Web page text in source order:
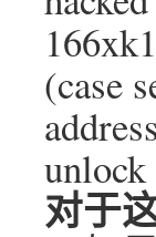
(case
unlock
对于